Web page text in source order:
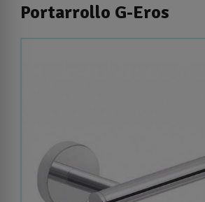
Portarrollo G-Eros